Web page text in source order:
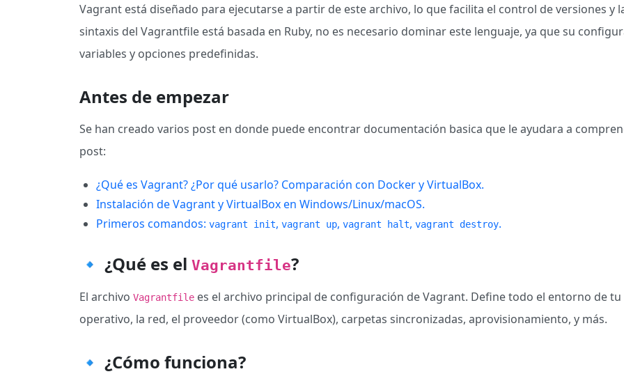
Vagrant está diseñado para ejecutarse a partir de este archivo, lo que facilita el control de versiones
sintaxis del Vagrantfile está basada en Ruby, no es necesario dominar este lenguaje, ya que su
variables y opciones predefinidas.
Antes de empezar
Se han creado varios post en donde puede encontrar documentación basica que le ayudara a
post:
¿Qué es Vagrant? ¿Por qué usarlo? Comparación con Docker y VirtualBox.
Instalación de Vagrant y VirtualBox en Windows/Linux/macOS.
Primeros comandos: vagrant init, vagrant up, vagrant halt, vagrant destroy.
🔹 ¿Qué es el Vagrantfile?
El archivo Vagrantfile es el archivo principal de configuración de Vagrant. Define todo el entorno de
operativo, la red, el proveedor (como VirtualBox), carpetas sincronizadas, aprovisionamiento, y más.
🔹 ¿Cómo funciona?